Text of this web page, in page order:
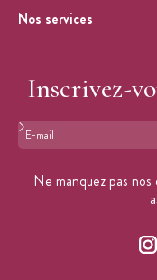
Nos services
Inscrivez-
Format :
Ne manquez pas